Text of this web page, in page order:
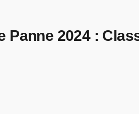
Panne 2024 :